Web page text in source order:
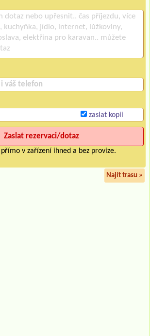
zaslat kopii
přímo v zařízení ihned a bez provize.
Najít trasu »